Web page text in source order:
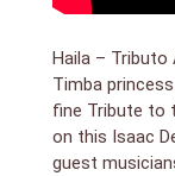
Haila – Tributo
Timba
fine Tribute to
on this Isaac
guest